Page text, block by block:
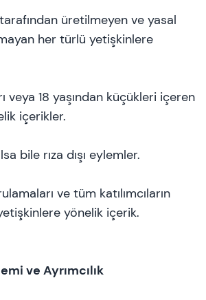
üretilmeyen ve yasal
her türlü yetişkinlere
veya 18 yaşından küçükleri içeren
içerikler.
bile rıza dışı eylemler.
ve tüm katılımcıların
yönelik içerik.
ve Ayrımcılık